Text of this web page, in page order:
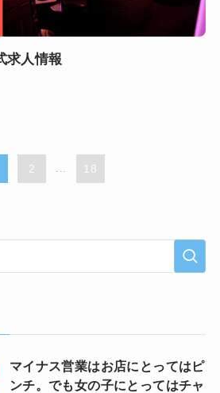
求人情報
2 ... 18
マイナス営業はお店にとってはピ
ンチ。でも女の子にとってはチャ